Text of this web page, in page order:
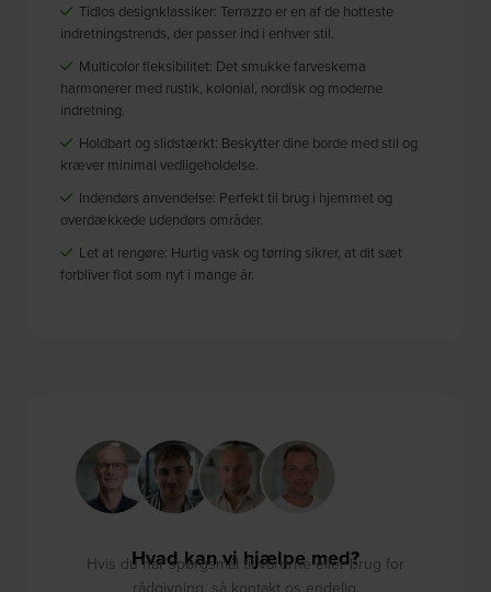
Tidlos designklassiker: Terrazzo er en af de hotteste
indretningstrends, der passer ind i enhver stil.
Multicolor fleksibilitet: Det smukke farveskema
harmonerer med rustik, kolonial, nordisk og moderne
indretning.
Holdbart og slidstærkt: Beskytter dine borde med stil og
kræver minimal vedligeholdelse.
Indendørs anvendelse: Perfekt til brug i hjemmet og
overdækkede udendørs områder.
Let at rengøre: Hurtig vask og tørring sikrer, at dit sæt
forbliver flot som nyt i mange år.
Hvad kan vi hjælpe med?
Hvis du har spørgsmål til varerne eller brug for